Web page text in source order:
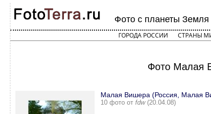
Фото с планеты Земля
ГОРОДА РОССИИ СТРАНЫ
Фото Малая
Малая Вишера (Россия, Малая
10 фото от fdw(20.04.08)